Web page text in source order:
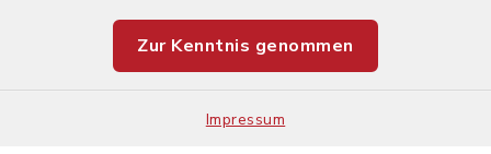
Zur Kenntnis genommen
Impressum
Impressum
Sitemap